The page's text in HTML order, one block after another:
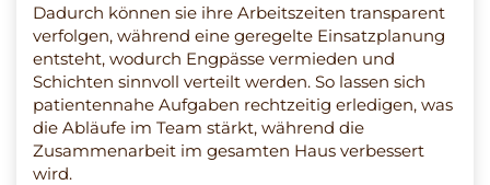
Dadurch können sie ihre Arbeitszeiten transparent
verfolgen, während eine geregelte Einsatzplanung
entsteht, wodurch Engpässe vermieden und
Schichten sinnvoll verteilt werden. So lassen sich
patientennahe Aufgaben rechtzeitig erledigen, was
die Abläufe im Team stärkt, während die
Zusammenarbeit im gesamten Haus verbessert
wird.